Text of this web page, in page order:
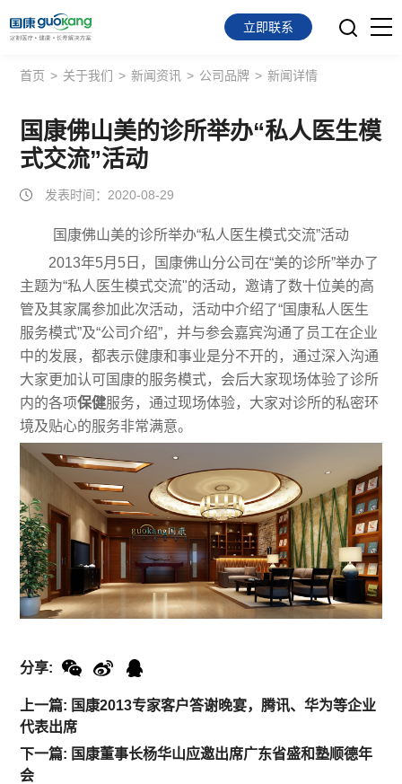
首页
面向会员
面向企业
关于我们
立即联系
首页 > 关于我们 > 新闻资讯 > 公司品牌 > 新闻详情
国康佛山美的诊所举办“私人医生模
式交流”活动
发表时间：2020-08-29
国康佛山美的诊所举办“私人医生模式交流”活动
2013年5月5日，国康佛山分公司在“美的诊所”举办了
主题为“私人医生模式交流"的活动，邀请了数十位美的高
管及其家属参加此次活动，活动中介绍了“国康私人医生
服务模式”及“公司介绍”，并与参会嘉宾沟通了员工在企业
中的发展，都表示健康和事业是分不开的，通过深入沟通
大家更加认可国康的服务模式，会后大家现场体验了诊所
内的各项保健服务，通过现场体验，大家对诊所的私密环
境及贴心的服务非常满意。
上一篇: 国康2013专家客户答谢晚宴，腾讯、华为等企业
代表出席
下一篇: 国康董事长杨华山应邀出席广东省盛和塾顺德年
会
分享: